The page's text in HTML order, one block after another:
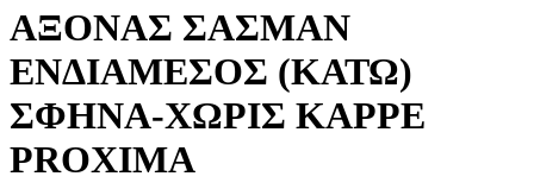
ΑΞΟΝΑΣ ΣΑΣΜΑΝ
ΕΝΔΙΑΜΕΣΟΣ (ΚΑΤΩ)
ΣΦΗΝΑ-ΧΩΡΙΣ ΚΑΡΡΕ
PROXIMA